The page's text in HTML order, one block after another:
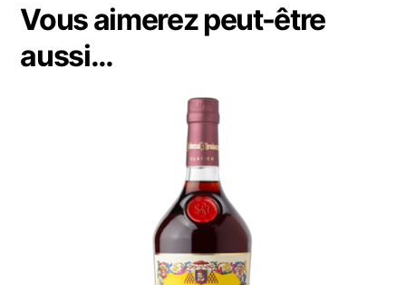
Vous aimerez peut-être
aussi…